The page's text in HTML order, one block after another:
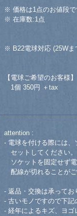
※ 価格は1点のお値段で
※ 在庫数:1点
※ B22電球対応 (25Wま
【電球ご希望のお客様】
1個 350円 ＋tax
attention :
- 電球を付ける際には、
セットしてください。
ソケットを固定せず
配線が切れることがご
- 返品・交換は承ってお
- 古いモノですので下記
- 経年によるキズ、ヨゴ